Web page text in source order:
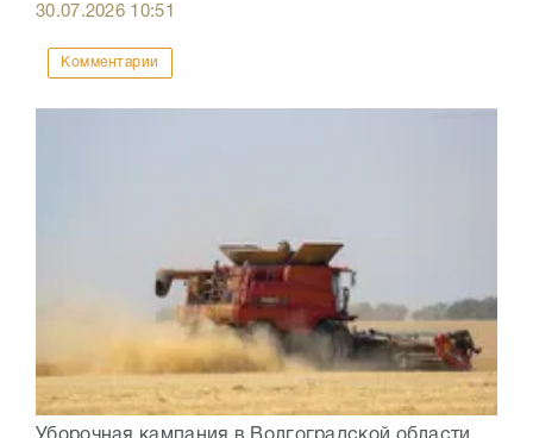
30.07.2026 10:51
Комментарии